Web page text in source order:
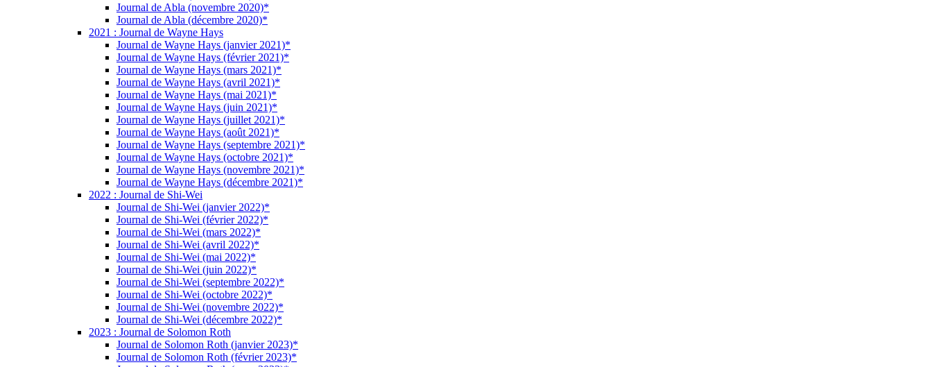
Journal de Abla (novembre 2020)*
Journal de Abla (décembre 2020)*
2021 : Journal de Wayne Hays
Journal de Wayne Hays (janvier 2021)*
Journal de Wayne Hays (février 2021)*
Journal de Wayne Hays (mars 2021)*
Journal de Wayne Hays (avril 2021)*
Journal de Wayne Hays (mai 2021)*
Journal de Wayne Hays (juin 2021)*
Journal de Wayne Hays (juillet 2021)*
Journal de Wayne Hays (août 2021)*
Journal de Wayne Hays (septembre 2021)*
Journal de Wayne Hays (octobre 2021)*
Journal de Wayne Hays (novembre 2021)*
Journal de Wayne Hays (décembre 2021)*
2022 : Journal de Shi-Wei
Journal de Shi-Wei (janvier 2022)*
Journal de Shi-Wei (février 2022)*
Journal de Shi-Wei (mars 2022)*
Journal de Shi-Wei (avril 2022)*
Journal de Shi-Wei (mai 2022)*
Journal de Shi-Wei (juin 2022)*
Journal de Shi-Wei (septembre 2022)*
Journal de Shi-Wei (octobre 2022)*
Journal de Shi-Wei (novembre 2022)*
Journal de Shi-Wei (décembre 2022)*
2023 : Journal de Solomon Roth
Journal de Solomon Roth (janvier 2023)*
Journal de Solomon Roth (février 2023)*